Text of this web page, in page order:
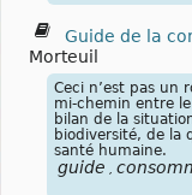
Guide de la
Morteuil
Ceci n’est pas un
mi-chemin entre
bilan de la
biodiversité, de la
santé humaine.
guide